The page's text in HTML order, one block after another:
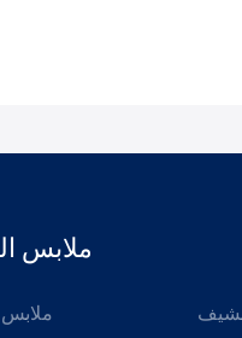
ملابس